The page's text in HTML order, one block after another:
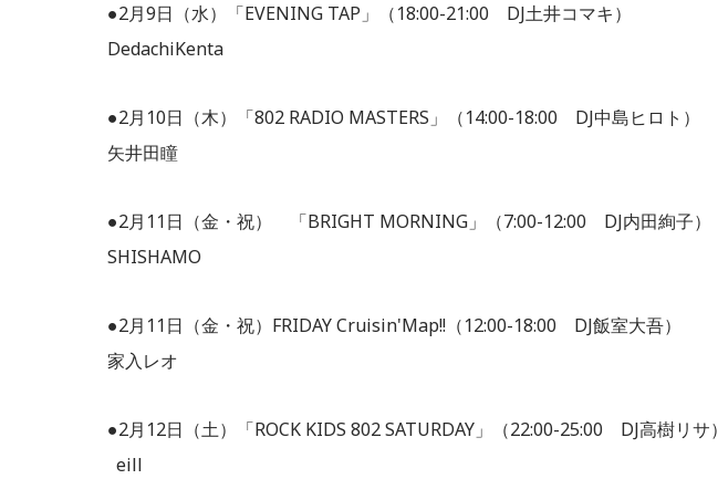
●2月9日（水）「EVENING TAP」（18:00-21:00 DJ土井コマキ）
DedachiKenta
●2月10日（木）「802 RADIO MASTERS」（14:00-18:00 DJ中島ヒロト）
矢井田瞳
●2月11日（金・祝） 「BRIGHT MORNING」（7:00-12:00 DJ内田絢子）
SHISHAMO
●2月11日（金・祝）FRIDAY Cruisin'Map!!（12:00-18:00 DJ飯室大吾）
家入レオ
●2月12日（土）「ROCK KIDS 802 SATURDAY」（22:00-25:00 DJ高樹リサ）
eill